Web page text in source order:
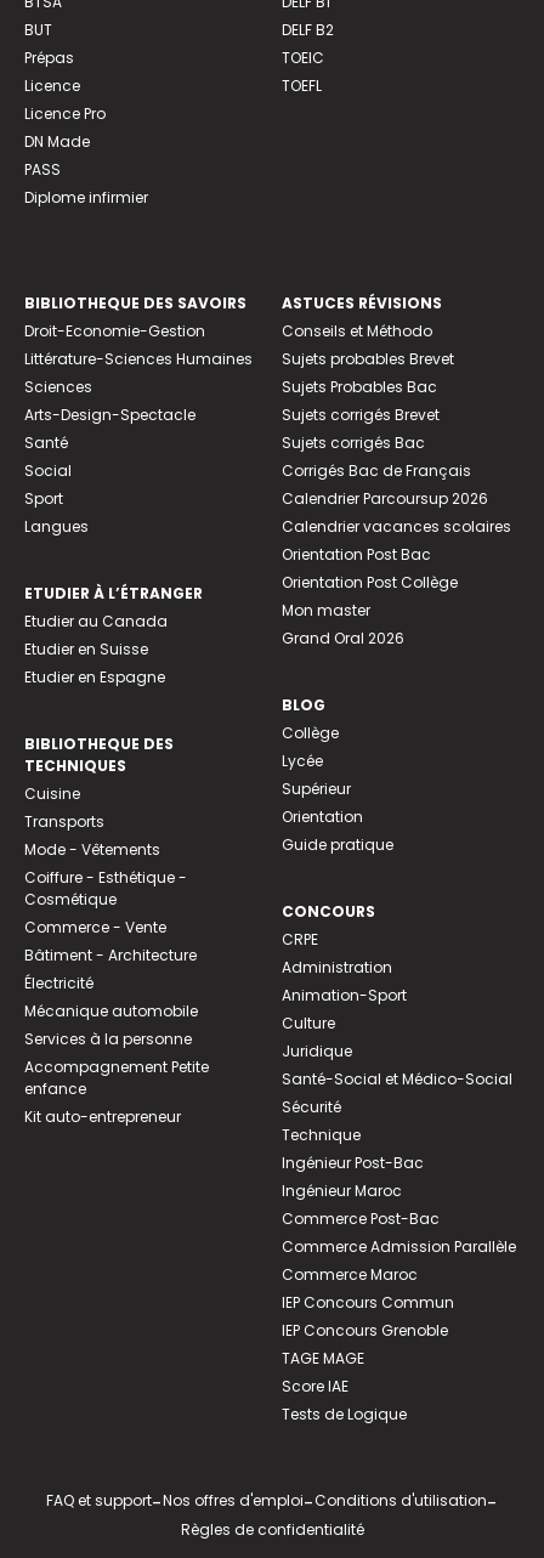
BUT
Prépas
Licence
Licence Pro
DN Made
PASS
Diplome infirmier
DELF B2
TOEIC
TOEFL
BIBLIOTHEQUE DES SAVOIRS
Droit-Economie-Gestion
Littérature-Sciences Humaines
Sciences
Arts-Design-Spectacle
Santé
Social
Sport
Langues
ETUDIER À L’ÉTRANGER
Etudier au Canada
Etudier en Suisse
Etudier en Espagne
BIBLIOTHEQUE DES
TECHNIQUES
Cuisine
Transports
Mode - Vêtements
Coiffure - Esthétique -
Cosmétique
Commerce - Vente
Bâtiment - Architecture
Électricité
Mécanique automobile
Services à la personne
Accompagnement Petite
enfance
Kit auto-entrepreneur
ASTUCES RÉVISIONS
Conseils et Méthodo
Sujets probables Brevet
Sujets Probables Bac
Sujets corrigés Brevet
Sujets corrigés Bac
Corrigés Bac de Français
Calendrier Parcoursup 2026
Calendrier vacances scolaires
Orientation Post Bac
Orientation Post Collège
Mon master
Grand Oral 2026
BLOG
Collège
Lycée
Supérieur
Orientation
Guide pratique
CONCOURS
CRPE
Administration
Animation-Sport
Culture
Juridique
Santé-Social et Médico-Social
Sécurité
Technique
Ingénieur Post-Bac
Ingénieur Maroc
Commerce Post-Bac
Commerce Admission Parallèle
Commerce Maroc
IEP Concours Commun
IEP Concours Grenoble
TAGE MAGE
Score IAE
Tests de Logique
FAQ et support-Nos offres d'emploi-Conditions d'utilisation-
Règles de confidentialité